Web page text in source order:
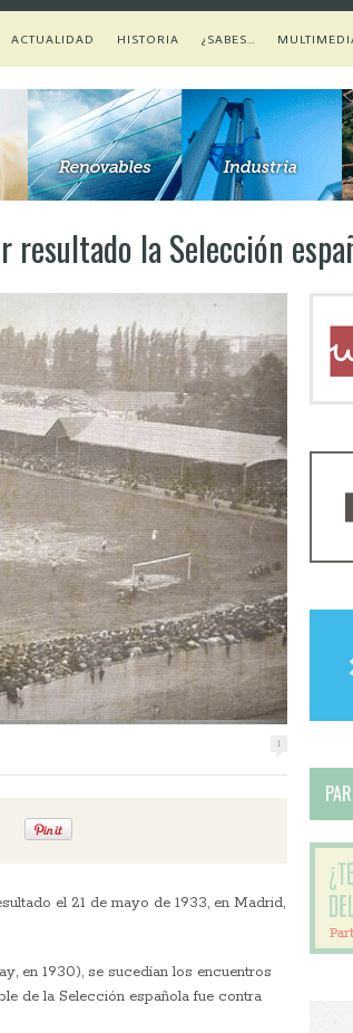
ACTUALIDAD HISTORIA ¿SABES…
resultado la Selección
1
el 21 de mayo de 1933, en Madrid,
en 1930), se sucedían los encuentros
de la Selección española fue contra